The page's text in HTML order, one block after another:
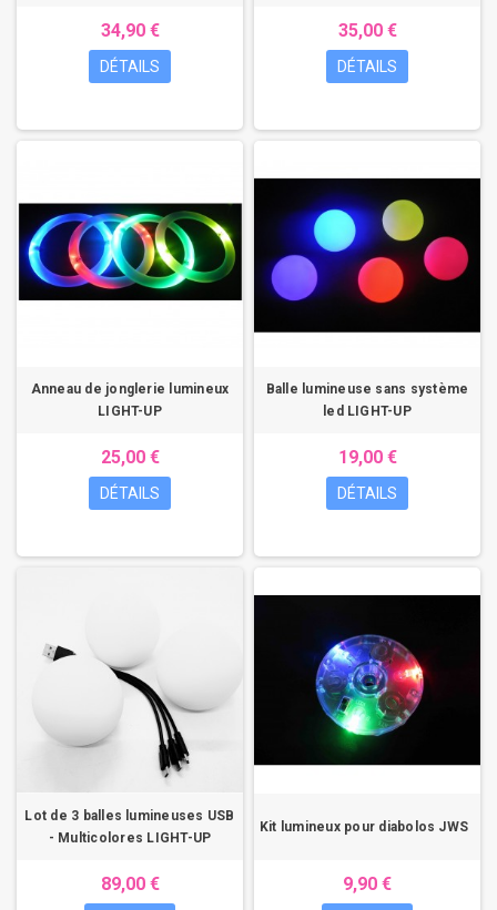
34,90 €
DÉTAILS
35,00 €
DÉTAILS
Anneau de jonglerie lumineux
LIGHT-UP
25,00 €
DÉTAILS
Balle lumineuse sans système
led LIGHT-UP
19,00 €
DÉTAILS
Lot de 3 balles lumineuses USB
- Multicolores LIGHT-UP
89,00 €
Kit lumineux pour diabolos JWS
9,90 €